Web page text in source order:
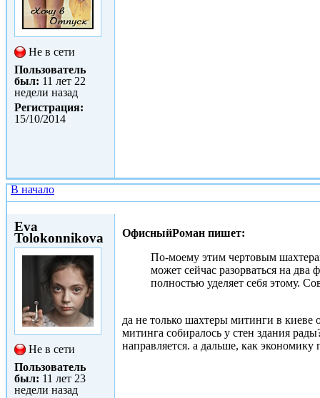
Не в сети
Пользователь
был: 11 лет 22
недели назад
Регистрация:
15/10/2014
В начало
Eva
Tolokonnikova
Не в сети
Пользователь
был: 11 лет 23
недели назад
ОфисныйРоман пишет:
По-моему этим чертовым
может сейчас разорваться на два
полностью уделяет себя этому.
да не только шахтеры митинги в киеве
митинга собиралось у стен здания
направляется. а дальше, как